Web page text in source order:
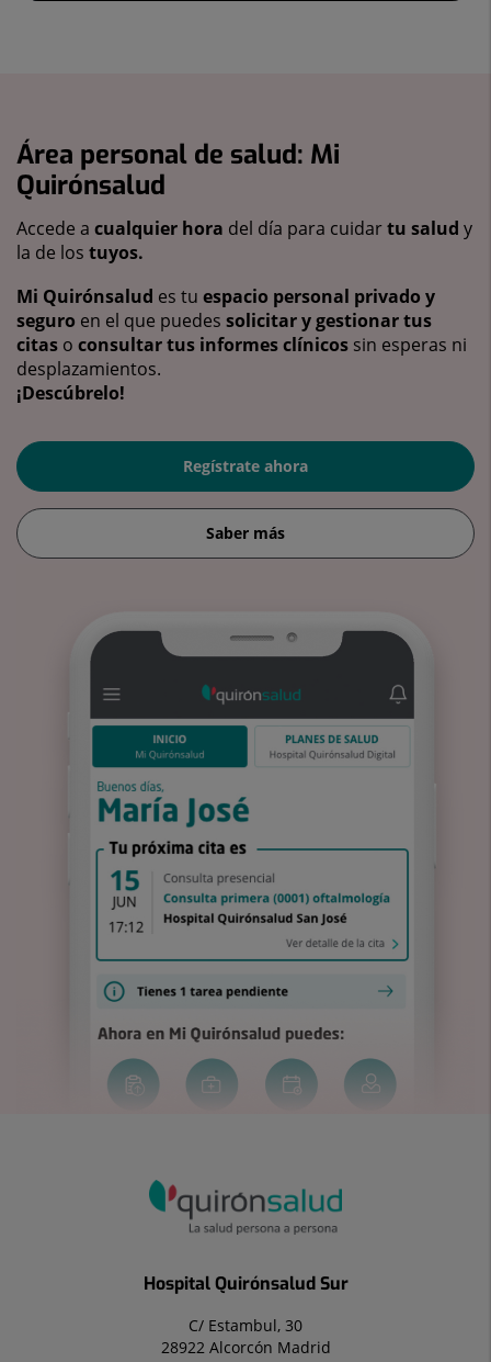
Área personal de salud: Mi
Quirónsalud
Accede a cualquier hora del día para cuidartu salud y
la de los tuyos.
Mi Quirónsalud es tu espacio personal privado y
seguro en el que puedes solicitar y gestionar tus
citas o consultar tus informes clínicos sin esperas ni
desplazamientos.
¡Descúbrelo!
Regístrate ahora
Saber más
Hospital Quirónsalud Sur
C/ Estambul, 30
28922 Alcorcón Madrid